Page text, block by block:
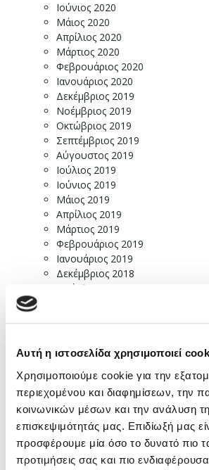
Αυτή η ιστοσελίδα χρησιμοποιεί
Χρησιμοποιούμε cookie για την
περιεχομένου και διαφημίσεων, την
κοινωνικών μέσων και την ανάλυση
επισκεψιμότητάς μας. Επιδίωξή μας
προσφέρουμε μία όσο το δυνατό πιο
προτιμήσεις σας και πιο
Ιούνιος 2020
Μάιος 2020
Απρίλιος 2020
Μάρτιος 2020
Φεβρουάριος 2020
Ιανουάριος 2020
Δεκέμβριος 2019
Νοέμβριος 2019
Οκτώβριος 2019
Σεπτέμβριος 2019
Αύγουστος 2019
Ιούλιος 2019
Ιούνιος 2019
Μάιος 2019
Απρίλιος 2019
Μάρτιος 2019
Φεβρουάριος 2019
Ιανουάριος 2019
Δεκέμβριος 2018
Νοέμβριος 2018
Ιούλιος 2018
Ιούνιος 2018
Μάιος 2018
Απρίλιος 2018
Μάρτιος 2018
Φεβρουάριος 2018
Ιανουάριος 2018
Δεκέμβριος 2017
Νοέμβριος 2017